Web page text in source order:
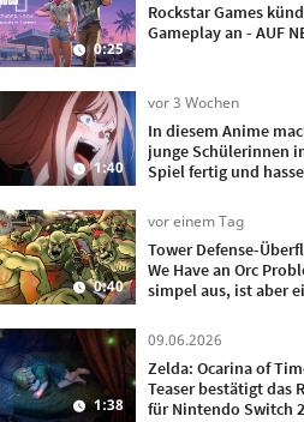
0:25
Rockstar Games
Gameplay an - AUF
1:40
vor 3 Wochen
In diesem Anime
junge Schülerinnen
Spiel fertig und
0:40
vor einem Tag
Tower Defense-
We Have an Orc
simpel aus, ist aber
1:38
09.06.2026
Zelda: Ocarina of
Teaser bestätigt das
für Nintendo Switch 2